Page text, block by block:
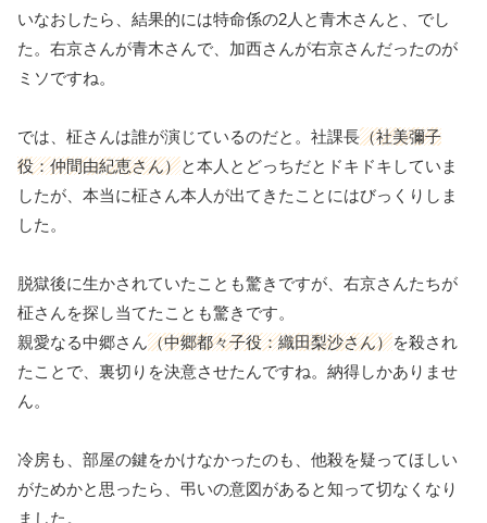
いなおしたら、結果的には特命係の2人と青木さんと、でし
た。右京さんが青木さんで、加西さんが右京さんだったのが
ミソですね。
では、柾さんは誰が演じているのだと。社課長（社美彌子
役：仲間由紀恵さん）と本人とどっちだとドキドキしていま
したが、本当に柾さん本人が出てきたことにはびっくりしま
した。
脱獄後に生かされていたことも驚きですが、右京さんたちが
柾さんを探し当てたことも驚きです。
親愛なる中郷さん（中郷都々子役：織田梨沙さん）を殺され
たことで、裏切りを決意させたんですね。納得しかありませ
ん。
冷房も、部屋の鍵をかけなかったのも、他殺を疑ってほしい
がためかと思ったら、弔いの意図があると知って切なくなり
ました。